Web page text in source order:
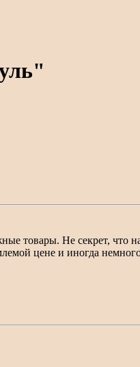
товары. Не секрет, что
цене и иногда